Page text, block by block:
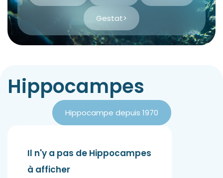
Gestat>
Hippocampes
Hippocampe depuis 1970
Il n'y a pas de Hippocampes
à afficher